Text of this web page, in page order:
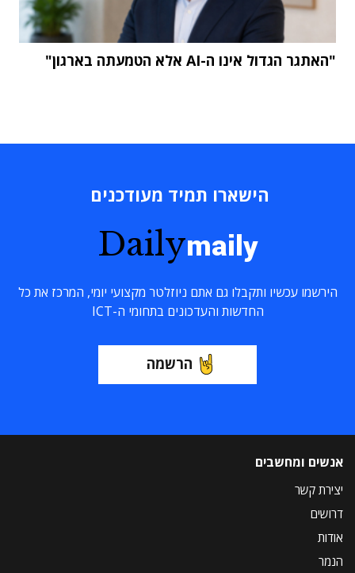
"האתגר הגדול אינו ה-AI אלא הטמעתה בארגון"
הישארו תמיד מעודכנים
Dailymaily
הירשמו עכשיו ותקבלו גם אתם ניוזלטר מקצועי יומי, המרכז את כל
החדשות והעדכונים בתחומי ה-ICT
הרשמה
אנשים ומחשבים
יצירת קשר
דרושים
אודות
הנמר